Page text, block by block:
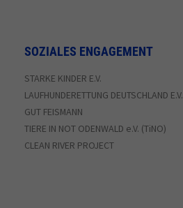
SOZIALES ENGAGEMENT
STARKE KINDER E.V.
LAUFHUNDERETTUNG DEUTSCHLAND E.V.
GUT FEISMANN
TIERE IN NOT ODENWALD e.V. (TiNO)
CLEAN RIVER PROJECT